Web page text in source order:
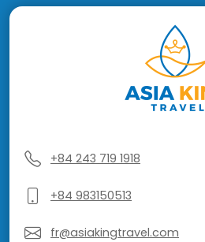
+84 243 719 1918
+84 983150513
fr@asiakingtravel.com